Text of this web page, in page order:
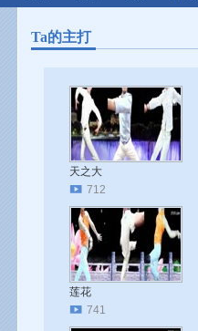
Ta的主打
天之大
712
莲花
741